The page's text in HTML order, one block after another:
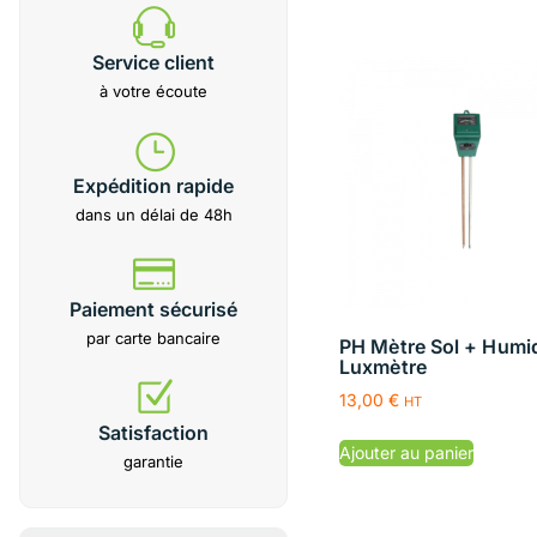
Service client
à votre écoute
Expédition rapide
dans un délai de 48h
Paiement sécurisé
par carte bancaire
Satisfaction
garantie
PH Mètre Sol +
Luxmètre
13,00 € HT
Ajouter au panier